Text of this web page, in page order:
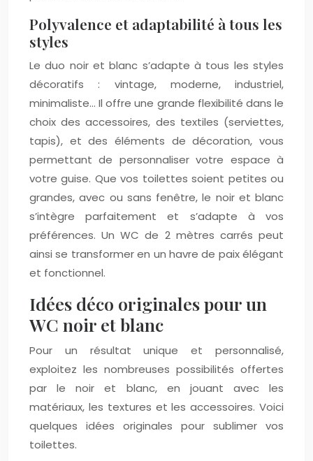
Polyvalence et adaptabilité à tous les
styles
Le duo noir et blanc s’adapte à tous les styles
décoratifs : vintage, moderne, industriel,
minimaliste… Il offre une grande flexibilité dans le
choix des accessoires, des textiles (serviettes,
tapis), et des éléments de décoration, vous
permettant de personnaliser votre espace à
votre guise. Que vos toilettes soient petites ou
grandes, avec ou sans fenêtre, le noir et blanc
s’intègre parfaitement et s’adapte à vos
préférences. Un WC de 2 mètres carrés peut
ainsi se transformer en un havre de paix élégant
et fonctionnel.
Idées déco originales pour un
WC noir et blanc
Pour un résultat unique et personnalisé,
exploitez les nombreuses possibilités offertes
par le noir et blanc, en jouant avec les
matériaux, les textures et les accessoires. Voici
quelques idées originales pour sublimer vos
toilettes.